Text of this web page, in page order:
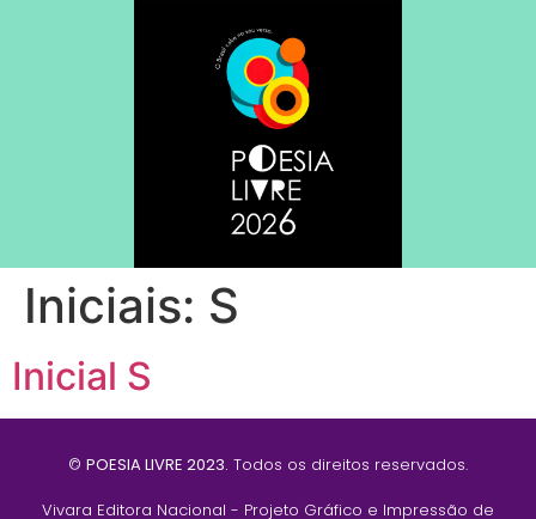
Iniciais: S
Inicial S
© POESIA LIVRE 2023. Todos os direitos reservados.
Vivara Editora Nacional - Projeto Gráfico e Impressão de